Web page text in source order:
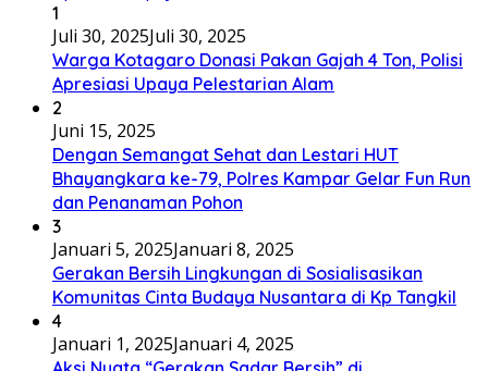
1
Juli 30, 2025Juli 30, 2025
Warga Kotagaro Donasi Pakan Gajah 4 Ton, Polisi
Apresiasi Upaya Pelestarian Alam
2
Juni 15, 2025
Dengan Semangat Sehat dan Lestari HUT
Bhayangkara ke-79, Polres Kampar Gelar Fun Run
dan Penanaman Pohon
3
Januari 5, 2025Januari 8, 2025
Gerakan Bersih Lingkungan di Sosialisasikan
Komunitas Cinta Budaya Nusantara di Kp Tangkil
4
Januari 1, 2025Januari 4, 2025